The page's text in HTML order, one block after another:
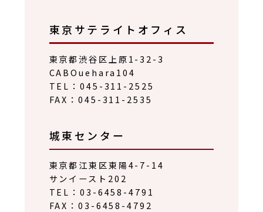
東京サテライトオフィス
東京都渋谷区上原1-32-3
CABOuehara104
TEL：045-311-2525
FAX：045-311-2535
城東センター
東京都江東区東陽4-7-14
サンイースト202
TEL：03-6458-4791
FAX：03-6458-4792